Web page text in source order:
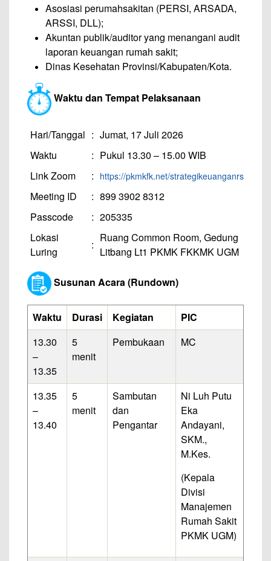
Asosiasi perumahsakitan (PERSI, ARSADA,
ARSSI, DLL);
Akuntan publik/auditor yang menangani audit
laporan keuangan rumah sakit;
Dinas Kesehatan Provinsi/Kabupaten/Kota.
Waktu dan Tempat Pelaksanaan
Hari/Tanggal : Jumat, 17 Juli 2026
Waktu
: Pukul 13.30 – 15.00 WIB
Link Zoom
: https://pkmkfk.net/strategikeuanganrs
Meeting ID : 899 3902 8312
Passcode
: 205335
Lokasi
Luring
:
Ruang Common Room, Gedung
Litbang Lt1 PKMK FKKMK UGM
Susunan Acara (Rundown)
Waktu Durasi Kegiatan
PIC
13.30
–
13.35
5
menit
Pembukaan MC
13.35
–
13.40
5
menit
Sambutan
dan
Pengantar
Ni Luh Putu
Eka
Andayani,
SKM.,
M.Kes.
(Kepala
Divisi
Manajemen
Rumah Sakit
PKMK UGM)